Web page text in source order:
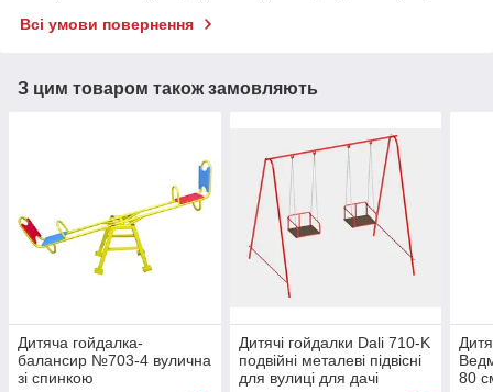
Всі умови повернення
З цим товаром також замовляють
Дитяча гойдалка-
балансир №703-4 вулична
зі спинкою
Дитячі гойдалки Dali 710-K
подвійні металеві підвісні
для вулиці для дачі
80